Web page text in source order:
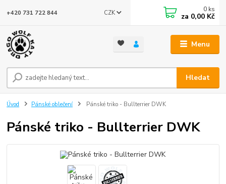
Menu
CZK
Hledat
+420 731 722 844 0 ks
za 0,00 Kč
Úvod Pánské oblečení Pánské triko - Bullterrier DWK
Pánské triko - Bullterrier DWK